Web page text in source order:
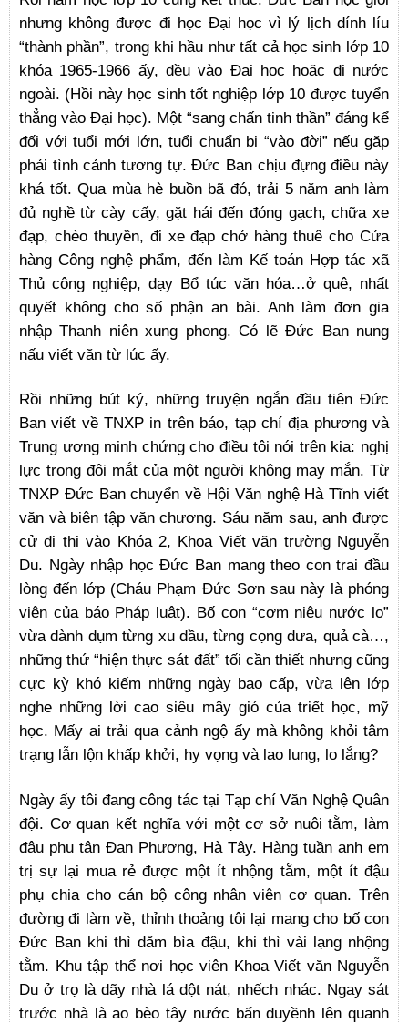
nhưng không được đi học Đại học vì lý lịch dính líu
“thành phần”, trong khi hầu như tất cả học sinh lớp 10
khóa 1965-1966 ấy, đều vào Đại học hoặc đi nước
ngoài. (Hồi này học sinh tốt nghiệp lớp 10 được tuyển
thẳng vào Đại học). Một “sang chấn tinh thần” đáng kể
đối với tuổi mới lớn, tuổi chuẩn bị “vào đời” nếu gặp
phải tình cảnh tương tự. Đức Ban chịu đựng điều này
khá tốt. Qua mùa hè buồn bã đó, trải 5 năm anh làm
đủ nghề từ cày cấy, gặt hái đến đóng gạch, chữa xe
đạp, chèo thuyền, đi xe đạp chở hàng thuê cho Cửa
hàng Công nghệ phẩm, đến làm Kế toán Hợp tác xã
Thủ công nghiệp, dạy Bổ túc văn hóa…ở quê, nhất
quyết không cho số phận an bài. Anh làm đơn gia
nhập Thanh niên xung phong. Có lẽ Đức Ban nung
nấu viết văn từ lúc ấy.
Rồi những bút ký, những truyện ngắn đầu tiên Đức
Ban viết về TNXP in trên báo, tạp chí địa phương và
Trung ương minh chứng cho điều tôi nói trên kia: nghị
lực trong đôi mắt của một người không may mắn. Từ
TNXP Đức Ban chuyển về Hội Văn nghệ Hà Tĩnh viết
văn và biên tập văn chương. Sáu năm sau, anh được
cử đi thi vào Khóa 2, Khoa Viết văn trường Nguyễn
Du. Ngày nhập học Đức Ban mang theo con trai đầu
lòng đến lớp (Cháu Phạm Đức Sơn sau này là phóng
viên của báo Pháp luật). Bố con “cơm niêu nước lọ”
vừa dành dụm từng xu dầu, từng cọng dưa, quả cà…,
những thứ “hiện thực sát đất” tối cần thiết nhưng cũng
cực kỳ khó kiếm những ngày bao cấp, vừa lên lớp
nghe những lời cao siêu mây gió của triết học, mỹ
học. Mấy ai trải qua cảnh ngộ ấy mà không khỏi tâm
trạng lẫn lộn khấp khởi, hy vọng và lao lung, lo lắng?
Ngày ấy tôi đang công tác tại Tạp chí Văn Nghệ Quân
đội. Cơ quan kết nghĩa với một cơ sở nuôi tằm, làm
đậu phụ tận Đan Phượng, Hà Tây. Hàng tuần anh em
trị sự lại mua rẻ được một ít nhộng tằm, một ít đậu
phụ chia cho cán bộ công nhân viên cơ quan. Trên
đường đi làm về, thỉnh thoảng tôi lại mang cho bố con
Đức Ban khi thì dăm bìa đậu, khi thì vài lạng nhộng
tằm. Khu tập thể nơi học viên Khoa Viết văn Nguyễn
Du ở trọ là dãy nhà lá dột nát, nhếch nhác. Ngay sát
trước nhà là ao bèo tây nước bẩn duyềnh lên quanh